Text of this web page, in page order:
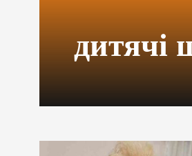
дитячі